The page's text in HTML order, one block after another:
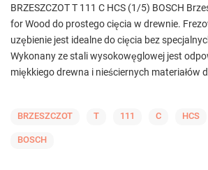
BRZESZCZOT T 111 C HCS (1/5) BOSCH
for Wood do prostego cięcia w drewnie.
uzębienie jest idealne do cięcia bez
Wykonany ze stali wysokowęglowej jest
miękkiego drewna i nieściernych materiałów
BRZESZCZOT T 111 C HCS
BOSCH